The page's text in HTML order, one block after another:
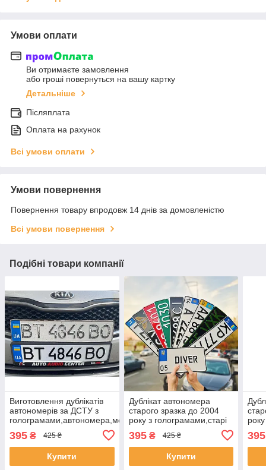
Умови оплати
Ви отримаєте замовлення
або гроші повернуться на вашу картку
Детальніше
Післяплата
Оплата на рахунок
Всі умови оплати
Умови повернення
Повернення товару впродовж 14 днів за домовленістю
Всі умови повернення
Подібні товари компанії
Виготовлення дублікатів
автономерів за ДСТУ з
голограмами,автономера,мото,трактор,
395 ₴ 425 ₴
Купити
Дублікат автономера
старого зразка до 2004
року з голограмами,старі
395₴ 425 ₴
Купити
395